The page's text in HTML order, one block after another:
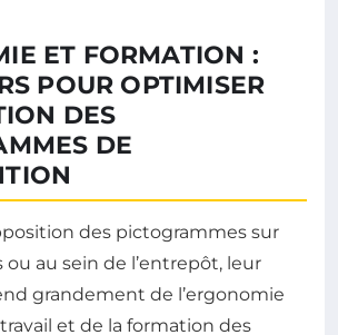
ET FORMATION :
POUR OPTIMISER
DES
DE
des pictogrammes sur
ou au sein de l’entrepôt, leur
grandement de l’ergonomie
et de la formation des